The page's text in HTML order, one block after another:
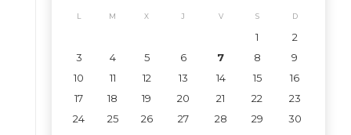
L M X J V S D
1
2
3
4 5 6 7 8
9
10
11 12 13 14 15
16
17
18 19 20 21 22
23
24
25 26 27 28 29
30